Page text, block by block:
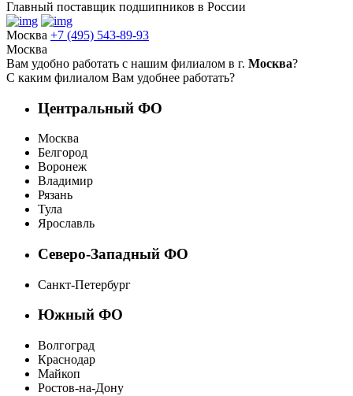
Главный поставщик подшипников в России
Москва +7 (495) 543-89-93
Москва
Вам удобно работать с нашим филиалом в г. Москва?
С каким филиалом Вам удобнее работать?
Центральный ФО
Москва
Белгород
Воронеж
Владимир
Рязань
Тула
Ярославль
Северо-Западный ФО
Санкт-Петербург
Южный ФО
Волгоград
Краснодар
Майкоп
Ростов-на-Дону